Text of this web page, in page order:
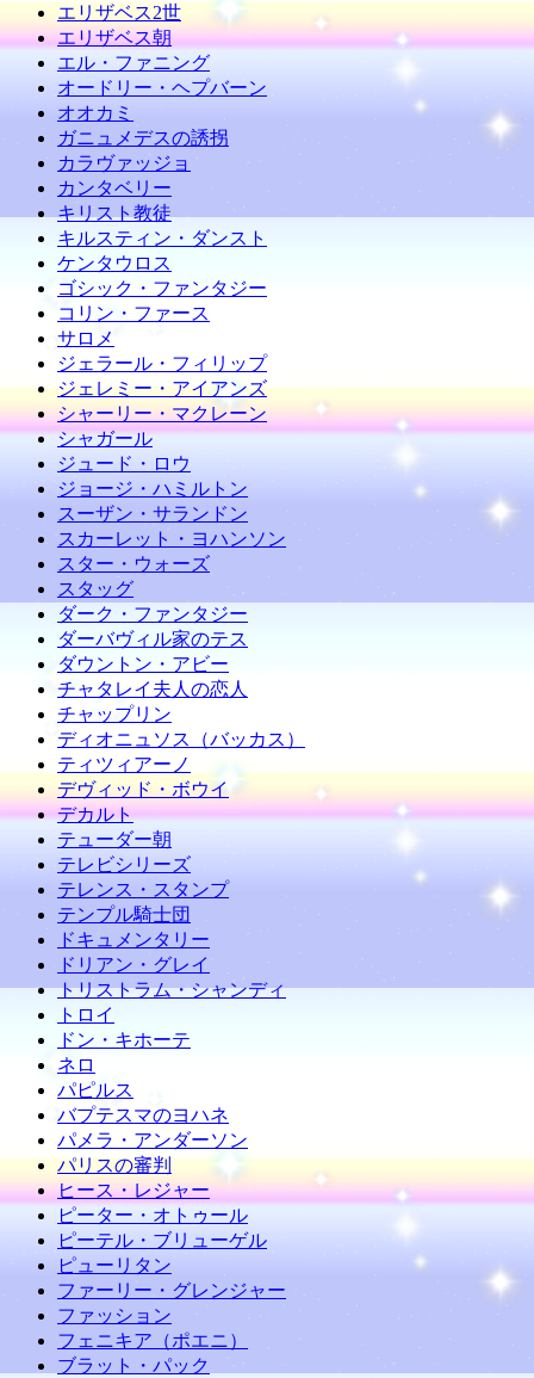
エリザベス2世
エリザベス朝
エル・ファニング
オードリー・ヘプバーン
オオカミ
ガニュメデスの誘拐
カラヴァッジョ
カンタベリー
キリスト教徒
キルスティン・ダンスト
ケンタウロス
ゴシック・ファンタジー
コリン・ファース
サロメ
ジェラール・フィリップ
ジェレミー・アイアンズ
シャーリー・マクレーン
シャガール
ジュード・ロウ
ジョージ・ハミルトン
スーザン・サランドン
スカーレット・ヨハンソン
スター・ウォーズ
スタッグ
ダーク・ファンタジー
ダーバヴィル家のテス
ダウントン・アビー
チャタレイ夫人の恋人
チャップリン
ディオニュソス（バッカス）
ティツィアーノ
デヴィッド・ボウイ
デカルト
テューダー朝
テレビシリーズ
テレンス・スタンプ
テンプル騎士団
ドキュメンタリー
ドリアン・グレイ
トリストラム・シャンディ
トロイ
ドン・キホーテ
ネロ
パピルス
バプテスマのヨハネ
パメラ・アンダーソン
パリスの審判
ヒース・レジャー
ピーター・オトゥール
ピーテル・ブリューゲル
ピューリタン
ファーリー・グレンジャー
ファッション
フェニキア（ポエニ）
ブラット・パック